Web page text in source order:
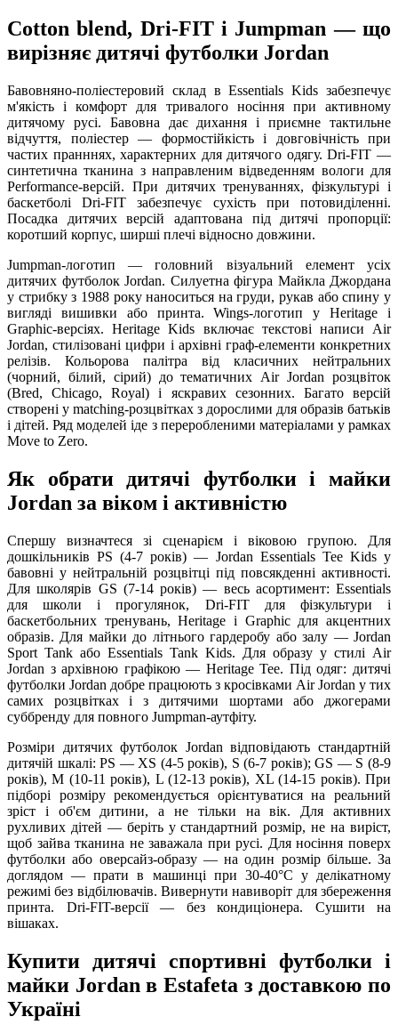
Cotton blend, Dri-FIT і Jumpman — що
вирізняє дитячі футболки Jordan
Бавовняно-поліестеровий склад в Essentials Kids забезпечує
м'якість і комфорт для тривалого носіння при активному
дитячому русі. Бавовна дає дихання і приємне тактильне
відчуття, поліестер — формостійкість і довговічність при
частих пранннях, характерних для дитячого одягу. Dri-FIT —
синтетична тканина з направленим відведенням вологи для
Performance-версій. При дитячих тренуваннях, фізкультурі і
баскетболі Dri-FIT забезпечує сухість при потовиділенні.
Посадка дитячих версій адаптована під дитячі пропорції:
коротший корпус, ширші плечі відносно довжини.
Jumpman-логотип — головний візуальний елемент усіх
дитячих футболок Jordan. Силуетна фігура Майкла Джордана
у стрибку з 1988 року наноситься на груди, рукав або спину у
вигляді вишивки або принта. Wings-логотип у Heritage і
Graphic-версіях. Heritage Kids включає текстові написи Air
Jordan, стилізовані цифри і архівні граф-елементи конкретних
релізів. Кольорова палітра від класичних нейтральних
(чорний, білий, сірий) до тематичних Air Jordan розцвіток
(Bred, Chicago, Royal) і яскравих сезонних. Багато версій
створені у matching-розцвітках з дорослими для образів батьків
і дітей. Ряд моделей іде з переробленими матеріалами у рамках
Move to Zero.
Як обрати дитячі футболки і майки
Jordan за віком і активністю
Спершу визначтеся зі сценарієм і віковою групою. Для
дошкільників PS (4-7 років) — Jordan Essentials Tee Kids у
бавовні у нейтральній розцвітці під повсякденні активності.
Для школярів GS (7-14 років) — весь асортимент: Essentials
для школи і прогулянок, Dri-FIT для фізкультури і
баскетбольних тренувань, Heritage і Graphic для акцентних
образів. Для майки до літнього гардеробу або залу — Jordan
Sport Tank або Essentials Tank Kids. Для образу у стилі Air
Jordan з архівною графікою — Heritage Tee. Під одяг: дитячі
футболки Jordan добре працюють з кросівками Air Jordan у тих
самих розцвітках і з дитячими шортами або джогерами
суббренду для повного Jumpman-аутфіту.
Розміри дитячих футболок Jordan відповідають стандартній
дитячій шкалі: PS — XS (4-5 років), S (6-7 років); GS — S (8-9
років), M (10-11 років), L (12-13 років), XL (14-15 років). При
підборі розміру рекомендується орієнтуватися на реальний
зріст і об'єм дитини, а не тільки на вік. Для активних
рухливих дітей — беріть у стандартний розмір, не на виріст,
щоб зайва тканина не заважала при русі. Для носіння поверх
футболки або оверсайз-образу — на один розмір більше. За
доглядом — прати в машинці при 30-40°C у делікатному
режимі без відбілювачів. Вивернути навиворіт для збереження
принта. Dri-FIT-версії — без кондиціонера. Сушити на
вішаках.
Купити дитячі спортивні футболки і
майки Jordan в Estafeta з доставкою по
Україні